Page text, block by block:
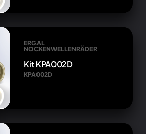
ERGAL
NOCKENWELLENRÄDER
Kit KPA002D
KPA002D